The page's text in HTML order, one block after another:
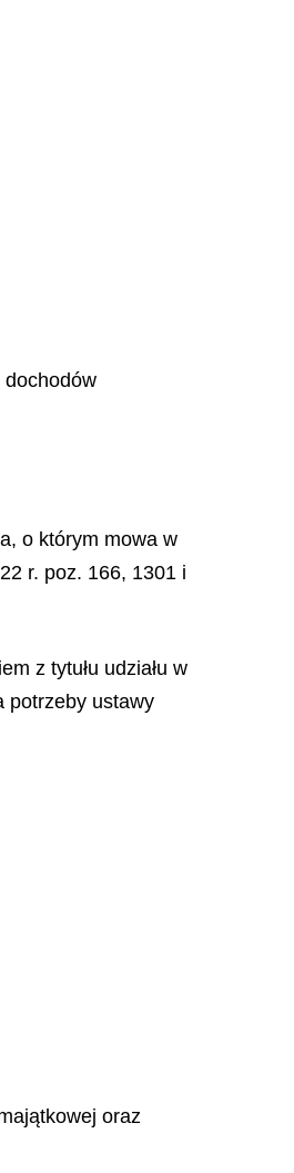
dochodów
o którym mowa w
r. poz. 166, 1301 i
z tytułu udziału w
potrzeby ustawy
oraz